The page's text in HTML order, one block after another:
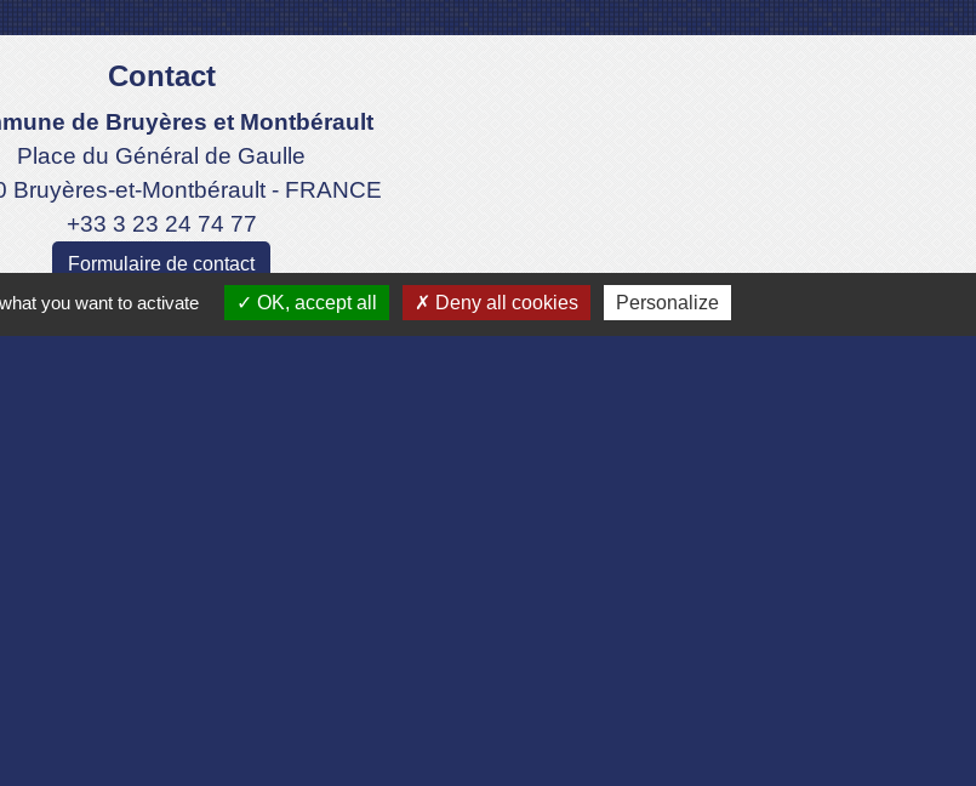
Contact
de Bruyères et Montbérault
Place du Général de Gaulle
Bruyères-et-Montbérault - FRANCE
+33 3 23 24 74 77
Formulaire de contact
you want to activate OK, accept all Deny all cookies Personalize